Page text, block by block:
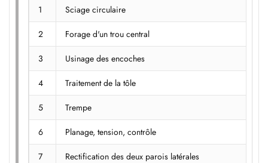
1 Sciage circulaire
2 Forage d'un trou central
3 Usinage des encoches
4 Traitement de la tôle
5 Trempe
6 Planage, tension, contrôle
7 Rectification des deux parois latérales